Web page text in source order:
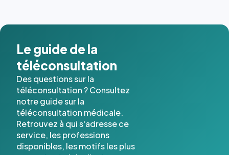
Le guide de la
téléconsultation
Des questions sur la
téléconsultation ? Consultez
notre guide sur la
téléconsultation médicale.
Retrouvez à qui s'adresse ce
service, les professions
disponibles, les motifs les plus